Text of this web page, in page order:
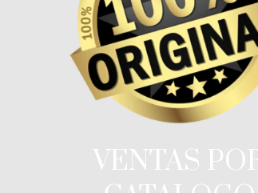
VENTAS